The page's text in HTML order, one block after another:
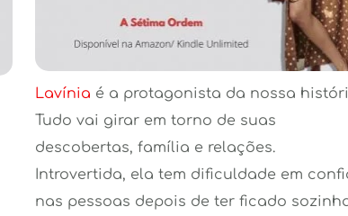
Lavínia é a protagonista da nossa
Tudo vai girar em torno de suas
descobertas, família e relações.
Introvertida, ela tem dificuldade em
nas pessoas depois de ter ficado